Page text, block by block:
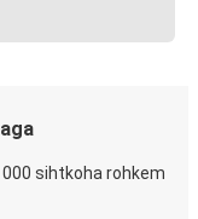
sihtkoha rohkem